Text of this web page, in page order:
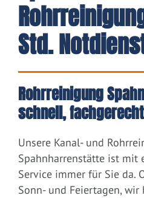
Std.
Rohrreinigung
schnell,
Unsere Kanal- und
Spahnharrenstätte ist mit
Service immer für Sie da.
Sonn- und Feiertagen,